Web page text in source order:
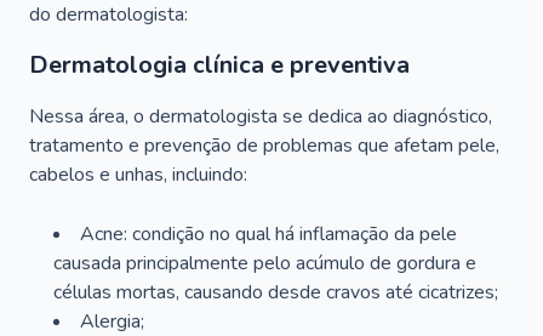
do dermatologista:
Dermatologia clínica e preventiva
Nessa área, o dermatologista se dedica ao diagnóstico,
tratamento e prevenção de problemas que afetam pele,
cabelos e unhas, incluindo:
Acne: condição no qual há inflamação da pele
causada principalmente pelo acúmulo de gordura e
células mortas, causando desde cravos até cicatrizes;
Alergia;